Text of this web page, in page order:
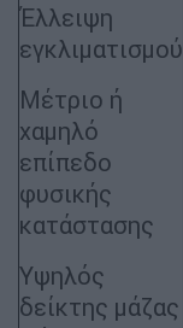
Έλλειψη
εγκλιματισμού
Μέτριο ή
χαμηλό
επίπεδο
φυσικής
κατάστασης
Υψηλός
δείκτης μάζας